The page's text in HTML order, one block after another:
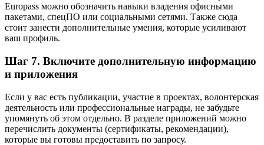
Europass можно обозначить навыки владения офисными
пакетами, спецПО или социальными сетями. Также сюда
стоит занести дополнительные умения, которые усиливают
ваш профиль.
Шаг 7. Включите дополнительную информацию
и приложения
Если у вас есть публикации, участие в проектах, волонтерская
деятельность или профессиональные награды, не забудьте
упомянуть об этом отдельно. В разделе приложений можно
перечислить документы (сертификаты, рекомендации),
которые вы готовы предоставить по запросу.